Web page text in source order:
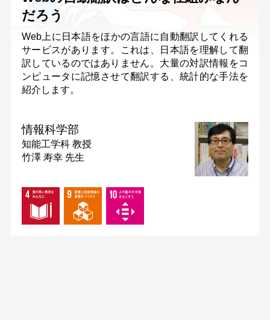
だろう
Web上に日本語をほかの言語に自動翻訳してくれる
サービスがあります。これは、日本語を理解して翻
訳しているのではありません。大量の対訳情報をコ
ンピュータに記憶させて翻訳する、統計的な手法を
紹介します。
情報科学部
知能工学科 教授
竹澤 寿幸 先生